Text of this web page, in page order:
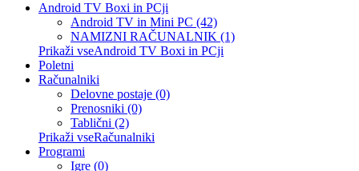
Android TV Boxi in PCji
Android TV in Mini PC (42)
NAMIZNI RAČUNALNIK (1)
Prikaži vseAndroid TV Boxi in PCji
Poletni
Računalniki
Delovne postaje (0)
Prenosniki (0)
Tablični (2)
Prikaži vseRačunalniki
Programi
Igre (0)